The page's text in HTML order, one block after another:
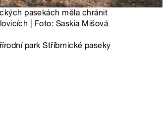
pasekách měla chránit
| Foto: Saskia Mišová
park Stříbrnické paseky